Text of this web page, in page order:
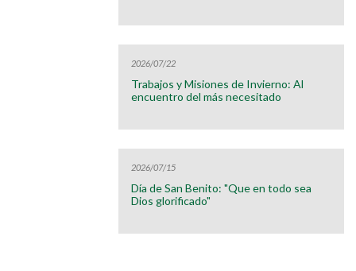
2026/07/22
Trabajos y Misiones de Invierno: Al
encuentro del más necesitado
2026/07/15
Día de San Benito: "Que en todo sea
Dios glorificado"